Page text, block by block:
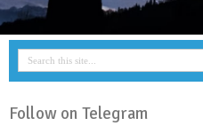
Follow on Telegram